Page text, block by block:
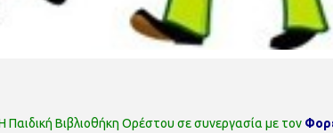
Παιδική Βιβλιοθήκη Ορέστου σε συνεργασία με τον